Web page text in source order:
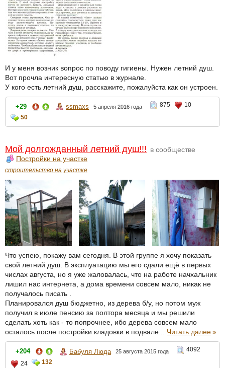
И у меня возник вопрос по поводу гигиены. Нужен летний душ.
Вот прочла интересную статью в журнале.
У кого есть летний душ, расскажите, пожалуйста как он устроен.
+29 ssmaxs 5 апреля 2016 года 875
10
50
Мой долгожданный летний душ!!! в сообществе
Постройки на участке
строительство на участке
Что успею, покажу вам сегодня. В этой группе я хочу показать
свой летний душ. В эксплуатацию мы его сдали ещё в первых
числах августа, но я уже жаловалась, что на работе начхальник
лишил нас интернета, а дома времени совсем мало, никак не
получалось писать .
Планировался душ бюджетно, из дерева б/у, но потом муж
получил в июле пенсию за полтора месяца и мы решили
сделать хоть как - то попрочнее, ибо дерева совсем мало
осталось после постройки кладовки в подвале... Читать далее»
+204 Бабуля Люда 25 августа 2015 года
4092
24
132